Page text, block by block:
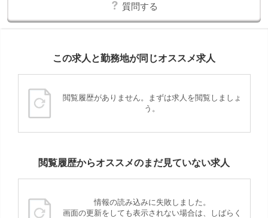
質問する
この求人と勤務地が同じオススメ求人
閲覧履歴がありません。まずは求人を閲覧しましょ
う。
閲覧履歴からオススメのまだ見ていない求人
情報の読み込みに失敗しました。
画面の更新をしても表示されない場合は、しばらく